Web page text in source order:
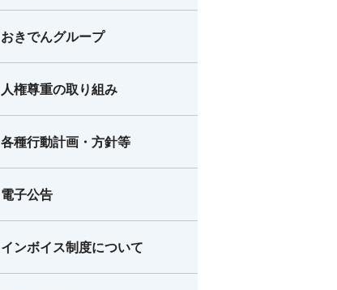
おきでんグループ
人権尊重の取り組み
各種行動計画・方針等
電子公告
インボイス制度について